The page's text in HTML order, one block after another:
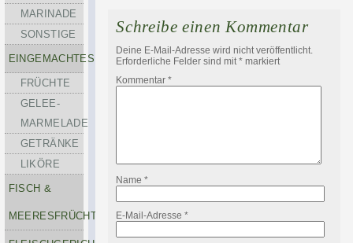
MARINADE
SONSTIGE
EINGEMACHTES
FRÜCHTE
GELEE-
MARMELADE
GETRÄNKE
LIKÖRE
FISCH &
MEERESFRÜCHTE
Schreibe einen Kommentar
Deine E-Mail-Adresse wird nicht veröffentlicht.
Erforderliche Felder sind mit* markiert
Kommentar*
Name*
E-Mail-Adresse*